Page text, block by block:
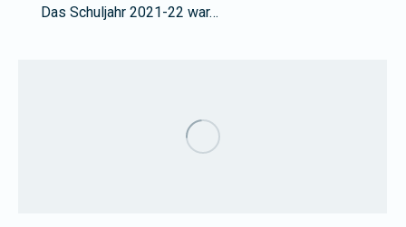
Das Schuljahr 2021-22 war…